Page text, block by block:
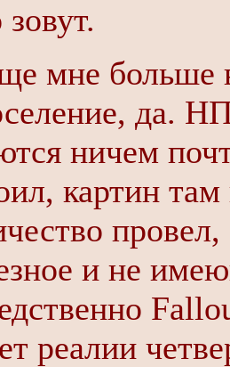
мне больше
да.
ничем
картин
и не
реалии